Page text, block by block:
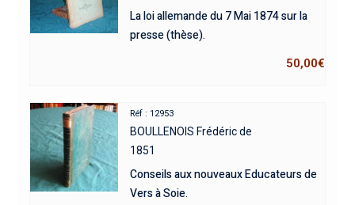
La loi allemande du 7 Mai 1874 sur la
presse (thèse).
50,00€
Réf : 12953
BOULLENOIS Frédéric de
1851
Conseils aux nouveaux Educateurs de
Vers à Soie.